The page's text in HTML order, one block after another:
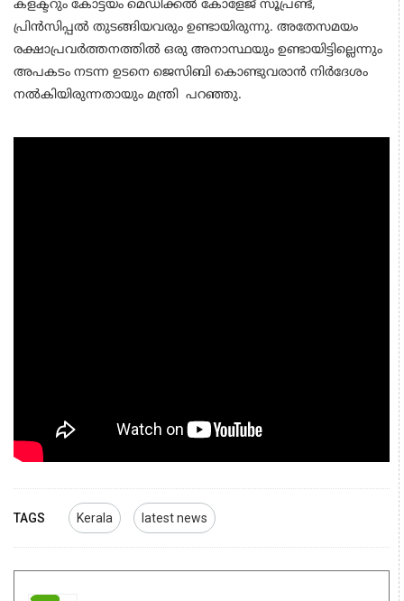
കളക്ടറും കോട്ടയം മെഡിക്കല്‍ കോളേജ് സൂപ്രണ്ട്,
പ്രിന്‍സിപ്പല്‍ തുടങ്ങിയവരും ഉണ്ടായിരുന്നു. അതേസമയം
രക്ഷാപ്രവര്‍ത്തനത്തില്‍ ഒരു അനാസ്ഥയും ഉണ്ടായിട്ടില്ലെന്നും
അപകടം നടന്ന ഉടനെ ജെസിബി കൊണ്ടുവരാന്‍ നിര്‍ദേശം
നല്‍കിയിരുന്നതായും മന്ത്രി പറഞ്ഞു.
TAGS Kerala latest news